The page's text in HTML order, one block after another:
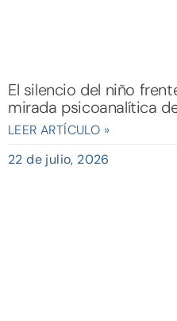
El silencio del niño
mirada psicoanalítica
LEER ARTÍCULO »
22 de julio, 2026